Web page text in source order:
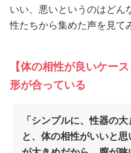
いい、悪いというのはどん
性たちから集めた声を見て
【体の相性が良いケー
形が合っている
「シンプルに、性器の
と、体の相性がいいと